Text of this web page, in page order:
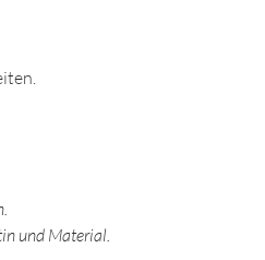
und Material.